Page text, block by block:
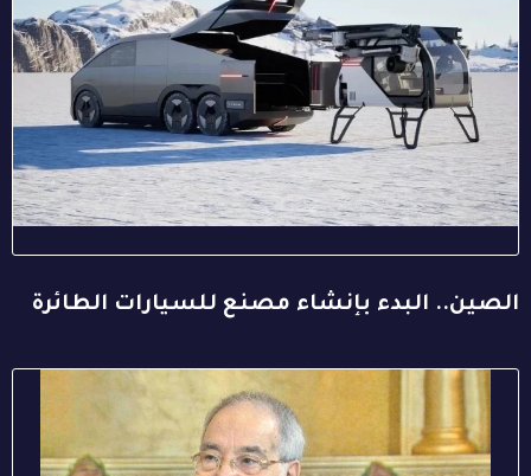
الصين.. البدء بإنشاء مصنع للسيارات الطائرة